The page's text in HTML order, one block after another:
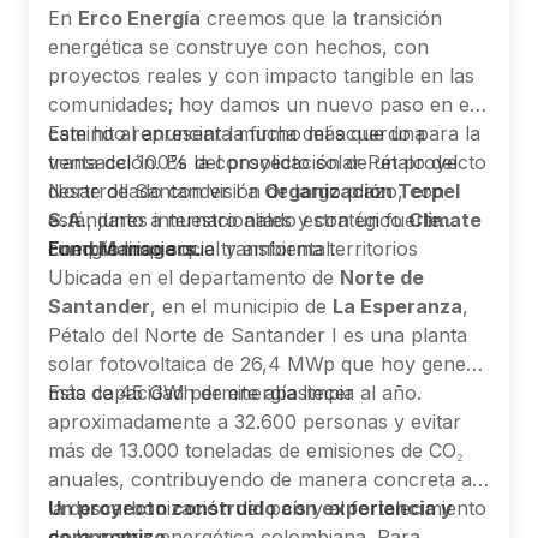
En Erco Energía creemos que la transición
energética se construye con hechos, con
proyectos reales y con impacto tangible en las
comunidades; hoy damos un nuevo paso en ese
camino al anunciar la firma del acuerdo para la
venta del 100% del proyecto solar Pétalo del
Norte de Santander I a Organización Terpel
S.A., junto a nuestro aliado estratégicoClimate
Fund Managers.
Este hito representa mucho más que una
transacción. Es la consolidación de un proyecto
desarrollado con visión de largo plazo, con
estándares internacionales y con un fuerte
compromiso social y ambiental.
Energía limpia que transforma territorios
Ubicada en el departamento de Norte de
Santander, en el municipio de La Esperanza,
Pétalo del Norte de Santander I es una planta
solar fotovoltaica de 26,4 MWp que hoy genera
más de 45 GWh de energía limpia al año.
Esta capacidad permite abastecer
aproximadamente a 32.600 personas y evitar
más de 13.000 toneladas de emisiones de CO₂
anuales, contribuyendo de manera concreta a
la descarbonización del país y al fortalecimiento
Un proyecto construido con experiencia y